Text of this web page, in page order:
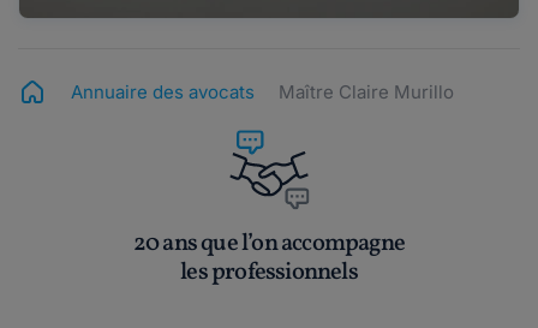
Annuaire des avocats Maître Claire Murillo
20 ans que l’on accompagne
les professionnels